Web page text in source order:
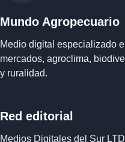
Mundo Agropecuario
Medio digital especializado
mercados, agroclima,
y ruralidad.
Red editorial
Medios Digitales del Sur LTD